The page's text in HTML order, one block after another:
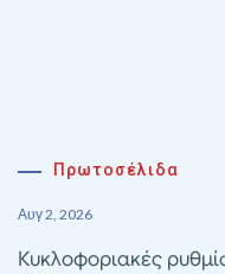
Πρωτοσέλιδα
Αυγ 2, 2026
Κυκλοφοριακές